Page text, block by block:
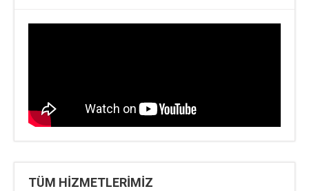
TÜM HİZMETLERİMİZ